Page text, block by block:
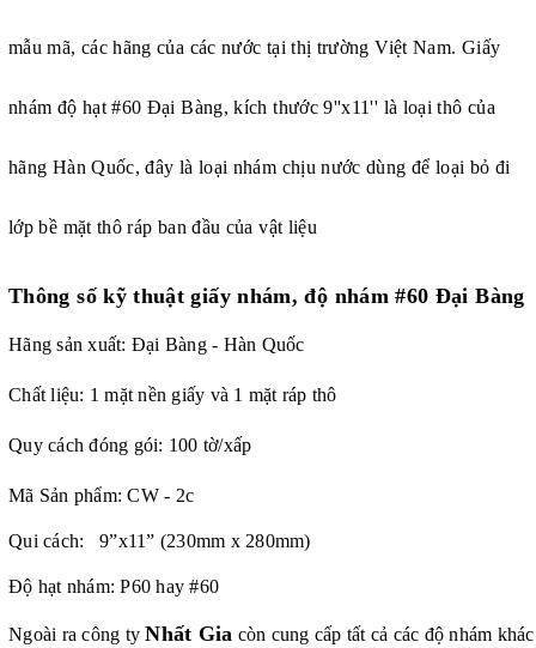
mẫu mã, các hãng của các nước tại thị trường Việt Nam. Giấy
nhám độ hạt #60 Đại Bàng, kích thước 9''x11'' là loại thô của
hãng Hàn Quốc, đây là loại nhám chịu nước dùng để loại bỏ đi
lớp bề mặt thô ráp ban đầu của vật liệu
Thông số kỹ thuậtgiấy nhám, độ nhám #60 Đại Bàng
Hãng sản xuất: Đại Bàng - Hàn Quốc
Chất liệu: 1 mặt nền giấy và 1 mặt ráp thô
Quy cách đóng gói: 100 tờ/xấp
Mã Sản phẩm: CW - 2c
Qui cách: 9”x11” (230mm x 280mm)
Độ hạt nhám: P60 hay #60
Ngoài ra công tyNhất Gia còn cung cấp tất cả các độ nhám